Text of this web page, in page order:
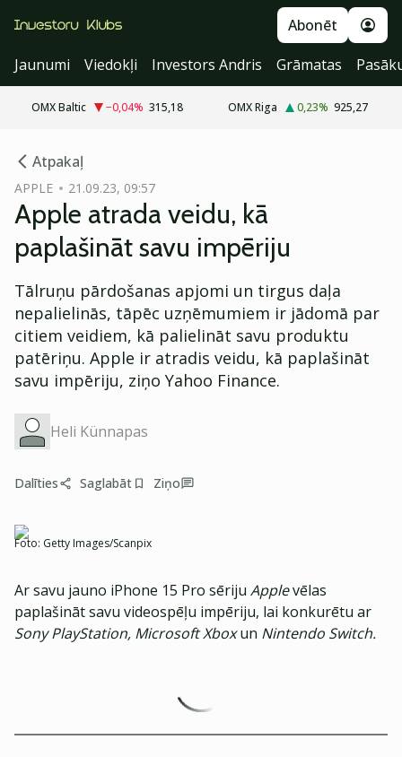
Abonēt
Jaunumi
Viedokļi Investors Andris Grāmatas
OMX Baltic −0,04% 315,18 OMX Riga 0,23% 925,27
Atpakaļ
APPLE 21.09.23, 09:57
Apple atrada veidu, kā
paplašināt savu impēriju
Tālruņu pārdošanas apjomi un tirgus daļa
nepalielinās, tāpēc uzņēmumiem ir jādomā par
citiem veidiem, kā palielināt savu produktu
patēriņu. Apple ir atradis veidu, kā paplašināt
savu impēriju, ziņo Yahoo Finance.
Heli Künnapas
Dalīties Saglabāt Ziņo
Foto: Getty Images/Scanpix
Ar savu jauno iPhone 15 Pro sēriju Applevēlas
paplašināt savu videospēļu impēriju, lai konkurētu ar
Sony PlayStation, Microsoft Xboxun Nintendo Switch.